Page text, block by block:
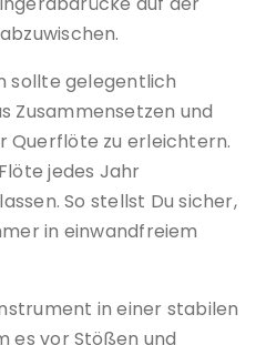
sollte gelegentlich
Zusammensetzen und
Querflöte zu erleichtern.
jedes Jahr
So stellst Du sicher,
in einwandfreiem
in einer stabilen
es vor Stößen und